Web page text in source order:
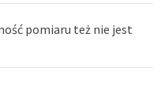
pomiaru też nie jest